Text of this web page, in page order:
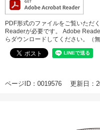
PDF形式のファイルをご覧いただ
Readerが必要です。
Adobe
らダウンロードしてください。（無
ページID：0019576 更新日：